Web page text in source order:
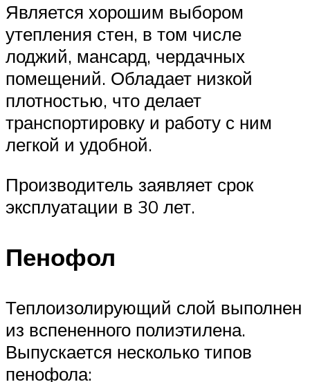
Является хорошим выбором
утепления стен, в том числе
лоджий, мансард, чердачных
помещений. Обладает низкой
плотностью, что делает
транспортировку и работу с ним
легкой и удобной.
Производитель заявляет срок
эксплуатации в 30 лет.
Пенофол
Теплоизолирующий слой выполнен
из вспененного полиэтилена.
Выпускается несколько типов
пенофола: